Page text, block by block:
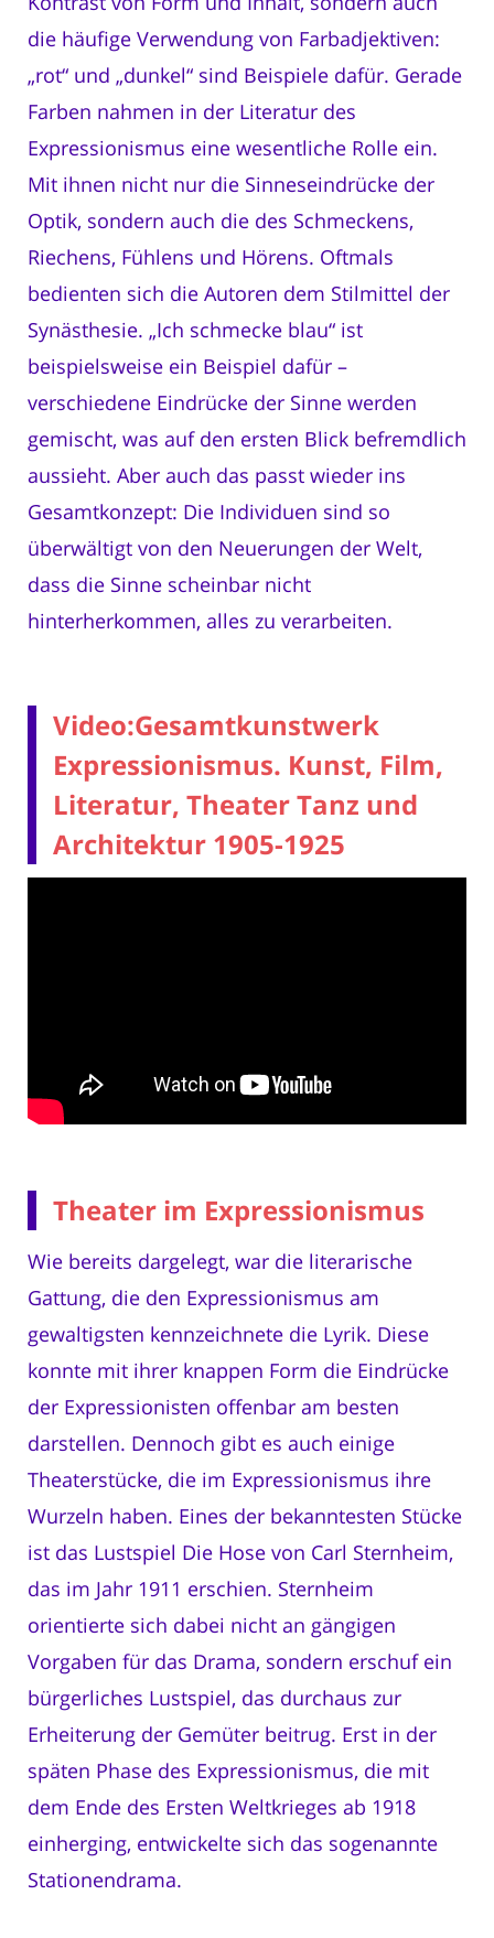
die häufige Verwendung von Farbadjektiven:
„rot“ und „dunkel“ sind Beispiele dafür. Gerade
Farben nahmen in der Literatur des
Expressionismus eine wesentliche Rolle ein.
Mit ihnen nicht nur die Sinneseindrücke der
Optik, sondern auch die des Schmeckens,
Riechens, Fühlens und Hörens. Oftmals
bedienten sich die Autoren dem Stilmittel der
Synästhesie. „Ich schmecke blau“ ist
beispielsweise ein Beispiel dafür –
verschiedene Eindrücke der Sinne werden
gemischt, was auf den ersten Blick befremdlich
aussieht. Aber auch das passt wieder ins
Gesamtkonzept: Die Individuen sind so
überwältigt von den Neuerungen der Welt,
dass die Sinne scheinbar nicht
hinterherkommen, alles zu verarbeiten.
Video:Gesamtkunstwerk
Expressionismus. Kunst, Film,
Literatur, Theater Tanz und
Architektur 1905-1925
Theater im Expressionismus
Wie bereits dargelegt, war die literarische
Gattung, die den Expressionismus am
gewaltigsten kennzeichnete die Lyrik. Diese
konnte mit ihrer knappen Form die Eindrücke
der Expressionisten offenbar am besten
darstellen. Dennoch gibt es auch einige
Theaterstücke, die im Expressionismus ihre
Wurzeln haben. Eines der bekanntesten Stücke
ist das Lustspiel Die Hose von Carl Sternheim,
das im Jahr 1911 erschien. Sternheim
orientierte sich dabei nicht an gängigen
Vorgaben für das Drama, sondern erschuf ein
bürgerliches Lustspiel, das durchaus zur
Erheiterung der Gemüter beitrug. Erst in der
späten Phase des Expressionismus, die mit
dem Ende des Ersten Weltkrieges ab 1918
einherging, entwickelte sich das sogenannte
Stationendrama.